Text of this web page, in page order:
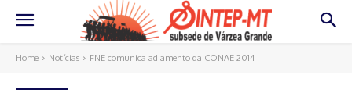
Home Notícias FNE comunica adiamento da CONAE 2014